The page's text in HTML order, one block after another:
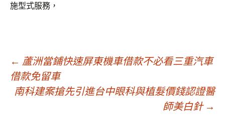
施型式服務，
文
章
← 蘆洲當鋪快速屏東機車借款不必看三重汽車
借款免留車
南科建案搶先引進台中眼科與植髮價錢認證醫
師美白針 →